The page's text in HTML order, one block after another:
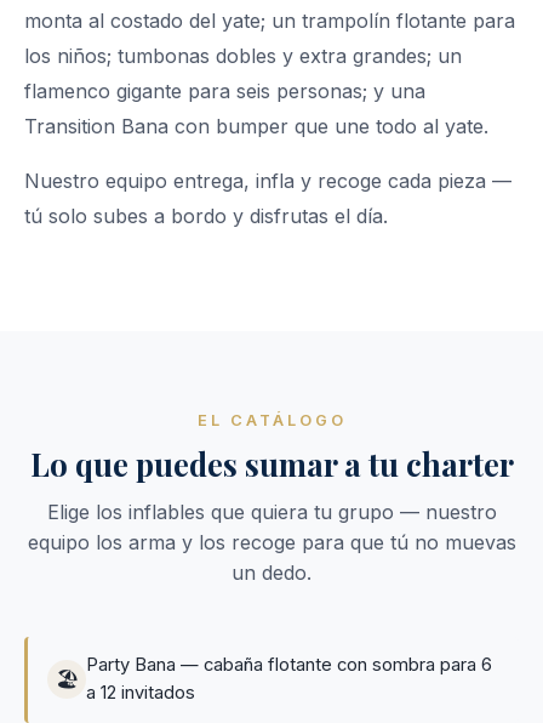
monta al costado del yate; un trampolín flotante para
los niños; tumbonas dobles y extra grandes; un
flamenco gigante para seis personas; y una
Transition Bana con bumper que une todo al yate.
Nuestro equipo entrega, infla y recoge cada pieza —
tú solo subes a bordo y disfrutas el día.
EL CATÁLOGO
Lo que puedes sumar a tu charter
Elige los inflables que quiera tu grupo — nuestro
equipo los arma y los recoge para que tú no muevas
un dedo.
🏖
Party Bana — cabaña flotante con sombra para 6
a 12 invitados